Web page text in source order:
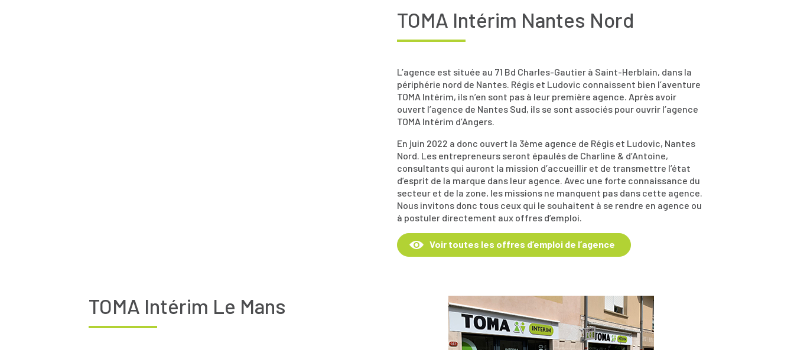
TOMA Intérim Nantes Nord
L’agence est située au 71 Bd Charles-Gautier à Saint-Herblain, dans la
périphérie nord de Nantes. Régis et Ludovic connaissent bien l’aventure
TOMA Intérim, ils n’en sont pas à leur première agence. Après avoir
ouvert l’agence de Nantes Sud, ils se sont associés pour ouvrir l’agence
TOMA Intérim d’Angers.
En juin 2022 a donc ouvert la 3ème agence de Régis et Ludovic, Nantes
Nord. Les entrepreneurs seront épaulés de Charline & d’Antoine,
consultants qui auront la mission d’accueillir et de transmettre l’état
d’esprit de la marque dans leur agence. Avec une forte connaissance du
secteur et de la zone, les missions ne manquent pas dans cette agence.
Nous invitons donc tous ceux qui le souhaitent à se rendre en agence ou
à postuler directement aux offres d’emploi.
Voir toutes les offres d’emploi de l’agence
TOMA Intérim Le Mans